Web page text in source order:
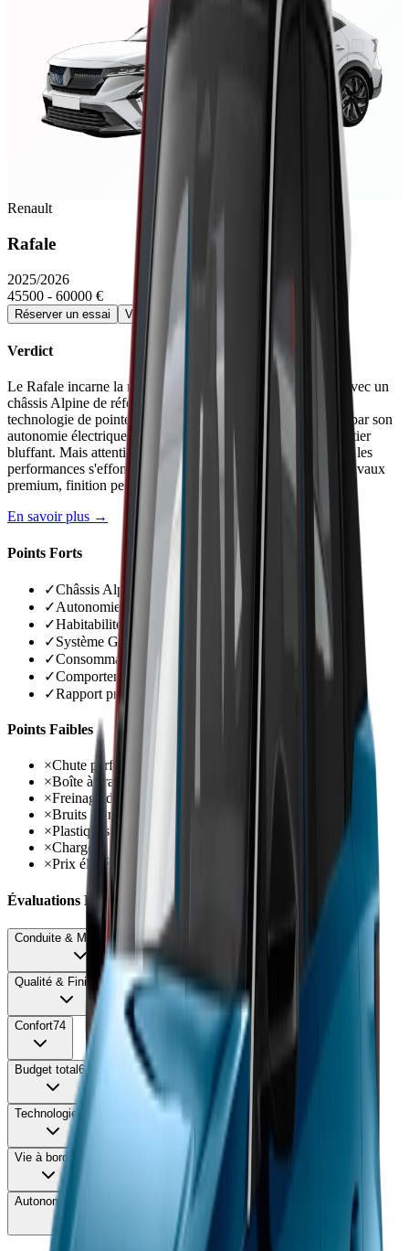
Renault
Rafale
2025/2026
45500 - 60000 €
Réserver un essai Voir la fiche détaillée →
Verdict
Le Rafale incarne la montée en gamme réussie de Renault avec un
châssis Alpine de référence, une habitabilité familiale et une
technologie de pointe. La version PHEV 300 impressionne par son
autonomie électrique (95 km réels) et son comportement routier
bluffant. Mais attention à la gestion de charge : batterie vide, les
performances s'effondrent. Prix élevé mais justifié face aux rivaux
premium, finition perfectible sur certains détails.
En savoir plus →
Points Forts
✓Châssis Alpine exceptionnel avec 4 roues directrices
✓Autonomie électrique PHEV record (95 km réels)
✓Habitabilité et coffre généreux (530 litres)
✓Système Google fluide et réactif
✓Consommation maîtrisée même batterie vide
✓Comportement routier dynamique et stable
✓Rapport prix/prestations compétitif vs premium
Points Faibles
×Chute performances PHEV batterie épuisée
×Boîte à crabots lente au rétrogradage
×Freinage difficile à doser
×Bruits de roulement marqués
×Plastiques durs contre-portes arrière
×Chargeur limité à 7,4 kW
×Prix élevé dès 45 000 €
Évaluations Détaillées
Conduite & Maniabilité 80
Qualité & Finition
Confort74
Budget total68
Technologie
Vie à bord
Autonomie & Recharge